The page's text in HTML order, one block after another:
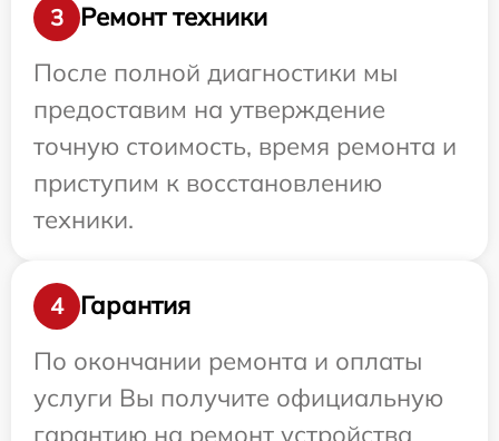
3
Ремонт техники
После полной диагностики мы
предоставим на утверждение
точную стоимость, время ремонта и
приступим к восстановлению
техники.
4
Гарантия
По окончании ремонта и оплаты
услуги Вы получите официальную
гарантию на ремонт устройства